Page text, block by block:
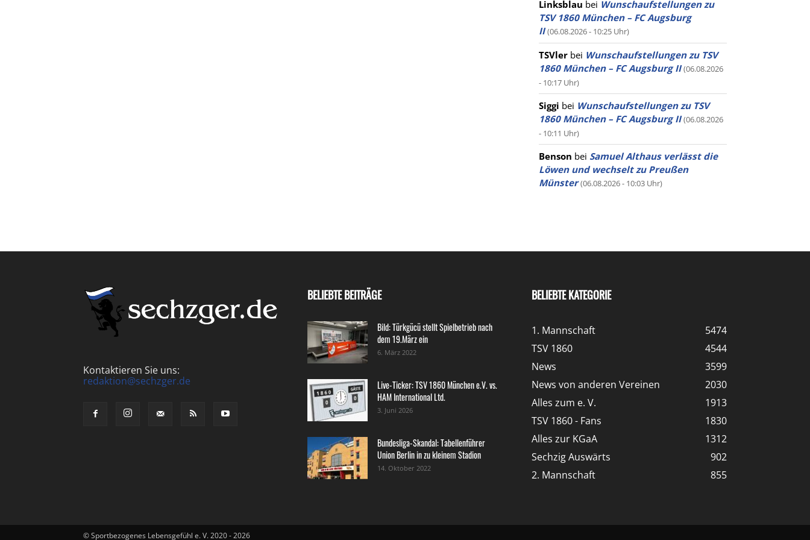
Linksblau bei Wunschaufstellungen zu
TSV 1860 München – FC Augsburg
II (06.08.2026 - 10:25 Uhr)
TSVler bei Wunschaufstellungen zu TSV
1860 München – FC Augsburg II (06.08.2026
- 10:17 Uhr)
Siggi bei Wunschaufstellungen zu TSV
1860 München – FC Augsburg II (06.08.2026
- 10:11 Uhr)
Benson bei Samuel Althaus verlässt die
Löwen und wechselt zu Preußen
Münster (06.08.2026 - 10:03 Uhr)
Kontaktieren Sie uns:
redaktion@sechzger.de
BELIEBTE BEITRÄGE
Bild: Türkgücü stellt Spielbetrieb nach
dem 19.März ein
6. März 2022
Live-Ticker: TSV 1860 München e.V. vs.
HAM International Ltd.
3. Juni 2026
Bundesliga-Skandal: Tabellenführer
Union Berlin in zu kleinem Stadion
14. Oktober 2022
BELIEBTE KATEGORIE
1. Mannschaft
5474
TSV 1860
4544
News
3599
News von anderen Vereinen
2030
Alles zum e. V.
1913
TSV 1860 - Fans
1830
Alles zur KGaA
1312
Sechzig Auswärts
902
2. Mannschaft
855
© Sportbezogenes Lebensgefühl e. V. 2020 - 2026